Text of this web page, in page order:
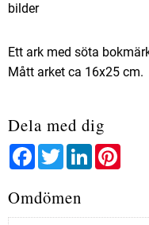
bilder
Ett ark med söta
Mått arket ca 16x25 cm.
Dela med dig
FacebookTwitterLinkedIn
Omdömen